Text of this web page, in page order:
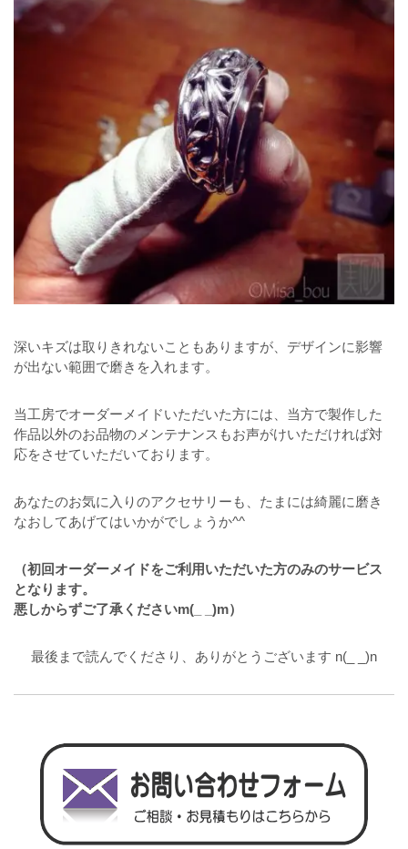
深いキズは取りきれないこともありますが、デザインに影響
が出ない範囲で磨きを入れます。
当工房でオーダーメイドいただいた方には、当方で製作した
作品以外のお品物のメンテナンスもお声がけいただければ対
応をさせていただいております。
あなたのお気に入りのアクセサリーも、たまには綺麗に磨き
なおしてあげてはいかがでしょうか^^
（初回オーダーメイドをご利用いただいた方のみのサービス
となります。
悪しからずご了承くださいm(_ _)m）
最後まで読んでくださり、ありがとうございます n(_ _)n